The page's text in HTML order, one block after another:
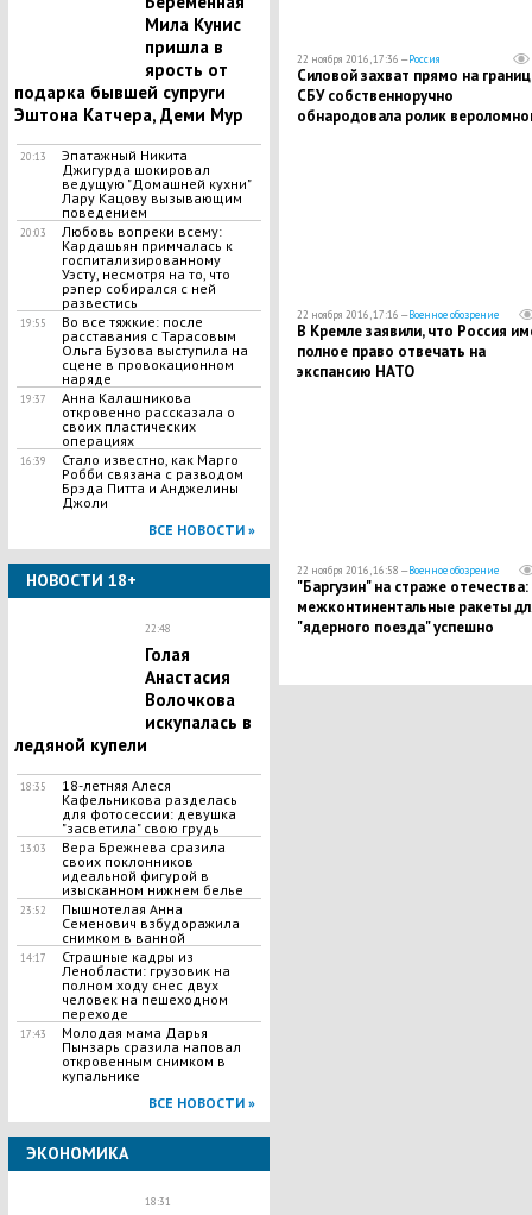
Мила Кунис
пришла в
ярость от
подарка бывшей супруги
Эштона Катчера, Деми Мур
20:13
Эпатажный Никита
Джигурда шокировал
ведущую "Домашней кухни"
Лару Кацову вызывающим
поведением
20:03
Любовь вопреки всему:
Кардашьян примчалась к
госпитализированному
Уэсту, несмотря на то, что
рэпер собирался с ней
развестись
19:55
Во все тяжкие: после
расставания с Тарасовым
Ольга Бузова выступила на
сцене в провокационном
наряде
19:37
Анна Калашникова
откровенно рассказала о
своих пластических
операциях
16:39
Стало известно, как Марго
Робби связана с разводом
Брэда Питта и Анджелины
Джоли
ВСЕ НОВОСТИ »
НОВОСТИ 18+
22:48
Голая
Анастасия
Волочкова
искупалась в
ледяной купели
18:35
18-летняя Алеся
Кафельникова разделась
для фотосессии: девушка
"засветила" свою грудь
13:03
Вера Брежнева сразила
своих поклонников
идеальной фигурой в
изысканном нижнем белье
23:52
Пышнотелая Анна
Семенович взбудоражила
снимком в ванной
14:17
Страшные кадры из
Ленобласти: грузовик на
полном ходу снес двух
человек на пешеходном
переходе
17:43
Молодая мама Дарья
Пынзарь сразила наповал
откровенным снимком в
купальнике
ВСЕ НОВОСТИ »
ЭКОНОМИКА
18:31
22 ноября 2016, 17:36 —Россия
Силовой захват прямо на
СБУ собственноручно
обнародовала ролик
22 ноября 2016, 17:16 —Военное обозрение
В Кремле заявили, что Россия
полное право отвечать на
экспансию НАТО
22 ноября 2016, 16:58 —Военное обозрение
"Баргузин" на страже отечества:
межконтинентальные ракеты
"ядерного поезда" успешно